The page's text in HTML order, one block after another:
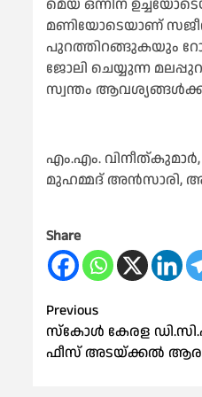
മെയ് ഒന്നിന്
മണിയോടെയാണ്
പുറത്തിറങ്ങുകയും
ജോലി ചെയ്യുന്ന
സ്വന്തം
എം.എം.
മുഹമ്മദ് അൻസാരി,
Share
Post
navigation
Previous
സ്‌കോള്‍ കേരള
ഫീസ് അടയ്ക്കല്‍